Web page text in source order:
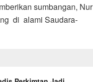
sumbangan, Nur
di alami Saudara-